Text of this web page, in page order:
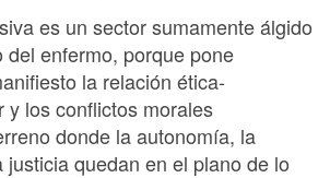
es un sector sumamente álgido
del enfermo, porque pone
la relación ética-
y los conflictos morales
donde la autonomía, la
justicia quedan en el plano de lo